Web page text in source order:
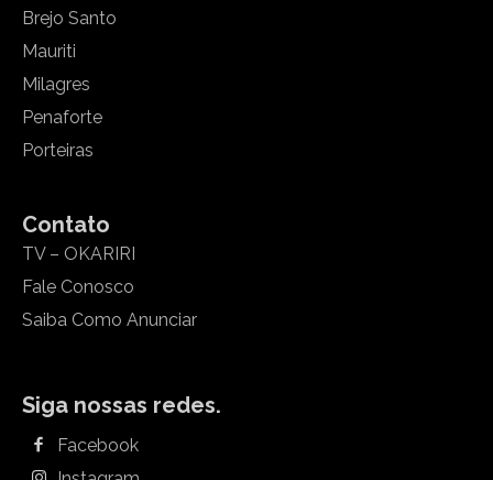
Brejo Santo
Mauriti
Milagres
Penaforte
Porteiras
Contato
TV – OKARIRI
Fale Conosco
Saiba Como Anunciar
Siga nossas redes.
Facebook